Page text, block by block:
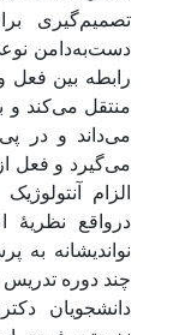
تصمیم‌گیری
دست‌به‌دامن
رابطه بین فعل
منتقل می‌کند
می‌داند و در
می‌گیرد و فعل
الزام
درواقع نظریۀ
نواندیشانه
چند دوره تدریس
دانشجویان